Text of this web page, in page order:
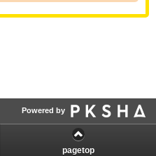
Powered by
pagetop